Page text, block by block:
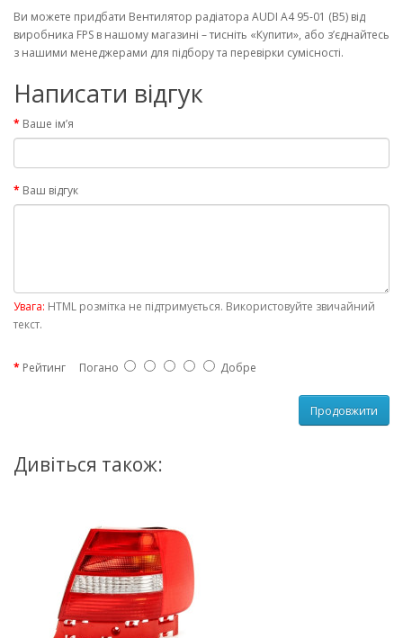
Ви можете придбати Вентилятор радіатора AUDI A4 95-01 (B5) від
виробника FPS в нашому магазині – тисніть «Купити», або з’єднайтесь
з нашими менеджерами для підбору та перевірки сумісності.
Написати відгук
Ваше ім’я
Ваш відгук
Увага: HTML розмітка не підтримується. Використовуйте звичайний
текст.
Рейтинг Погано Добре
Продовжити
Дивіться також: